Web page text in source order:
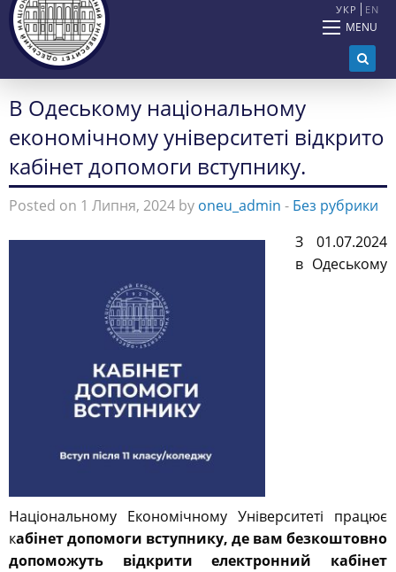
УКР EN
MENU
В Одеському національному
економічному університеті відкрито
кабінет допомоги вступнику.
Posted on 1 Липня, 2024 by oneu_admin - Без рубрики
З 01.07.2024
в Одеському
Національному Економічному Університеті працює
кабінет допомоги вступнику, де вам безкоштовно
допоможуть відкрити електронний кабінет